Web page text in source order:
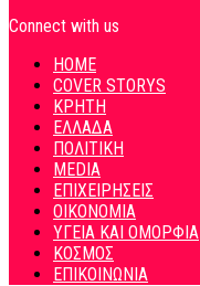
Connect with us
HOME
COVER STORYS
ΚΡΗΤΗ
ΕΛΛΑΔΑ
ΠΟΛΙΤΙΚΗ
MEDIA
ΕΠΙΧΕΙΡΗΣΕΙΣ
ΟΙΚΟΝΟΜΙΑ
ΥΓΕΙΑ ΚΑΙ ΟΜΟΡΦΙΑ
ΚΟΣΜΟΣ
ΕΠΙΚΟΙΝΩΝΙΑ